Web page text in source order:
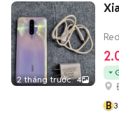
2 tháng trước 4
B